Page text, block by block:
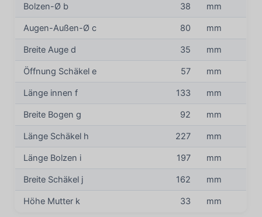
Bolzen-Ø b 38 mm
Augen-Außen-Ø c 80 mm
Breite Auge d 35 mm
Öffnung Schäkel e 57 mm
Länge innen f 133 mm
Breite Bogen g 92 mm
Länge Schäkel h 227 mm
Länge Bolzen i 197 mm
Breite Schäkel j 162 mm
Höhe Mutter k 33 mm